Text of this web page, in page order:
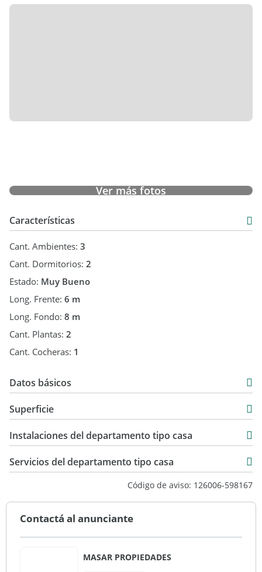
Ver más fotos
Características
Cant. Ambientes: 3
Cant. Dormitorios: 2
Estado: Muy Bueno
Long. Frente: 6 m
Long. Fondo: 8 m
Cant. Plantas: 2
Cant. Cocheras: 1
Datos básicos
USD 45.000
Superficie
60 m2
Instalaciones del departamento tipo casa
Servicios del departamento tipo casa
Código de aviso: 126006-598167
Contactá al anunciante
MASAR PROPIEDADES